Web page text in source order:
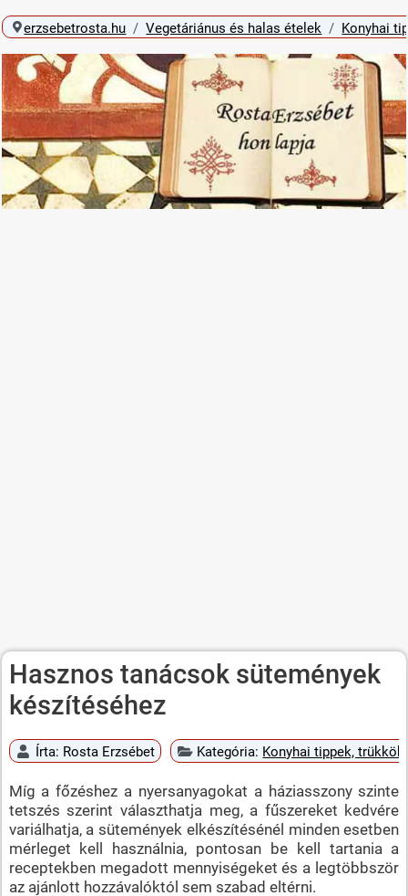
erzsebetrosta.hu Vegetáriánus és halas ételek Konyhai
Hasznos tanácsok sütemények
készítéséhez
Írta: Rosta Erzsébet Kategória: Konyhai tippek, trükkök
Míg a főzéshez a nyersanyagokat a háziasszony szinte
tetszés szerint választhatja meg, a fűszereket kedvére
variálhatja, a sütemények elkészítésénél minden esetben
mérleget kell használnia, pontosan be kell tartania a
receptekben megadott mennyiségeket és a legtöbbször
az ajánlott hozzávalóktól sem szabad eltérni.